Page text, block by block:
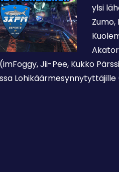
ylsi
Jii-Pee, Kukko
Lohikäärmesynnytyttäjille